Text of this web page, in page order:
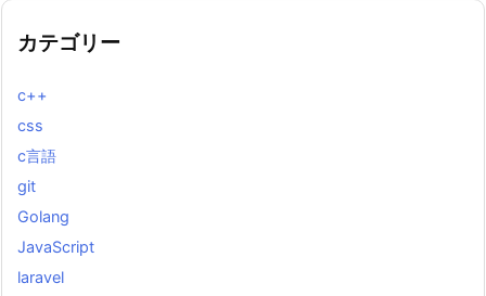
カテゴリー
c++
css
c言語
git
Golang
JavaScript
laravel